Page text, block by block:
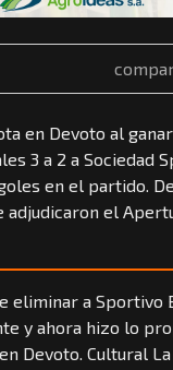
en Devoto al
3 a 2 a Sociedad
en el partido.
adjudicaron el
eliminar a Sportivo
y ahora hizo lo
Devoto. Cultural